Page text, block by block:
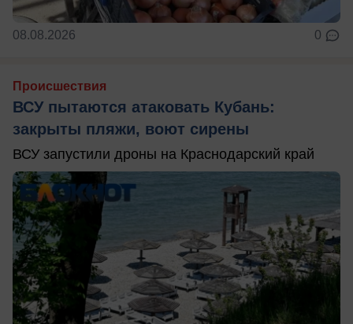
08.08.2026 0
Происшествия
ВСУ пытаются атаковать Кубань:
закрыты пляжи, воют сирены
ВСУ запустили дроны на Краснодарский край